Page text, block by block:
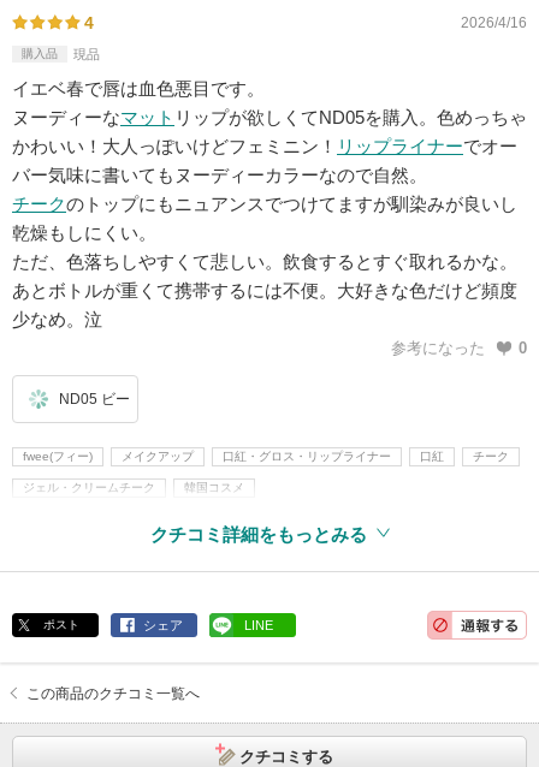
4 2026/4/16
購入品 現品
イエベ春で唇は血色悪目です。
ヌーディーなマット リップが欲しくてND05を購入。色めっちゃ
かわいい！大人っぽいけどフェミニン！ リップライナーでオー
バー気味に書いてもヌーディーカラーなので自然。
チークのトップにもニュアンスでつけてますが馴染みが良いし
乾燥もしにくい。
ただ、色落ちしやすくて悲しい。飲食するとすぐ取れるかな。
あとボトルが重くて携帯するには不便。大好きな色だけど頻度
少なめ。泣
参考になった 0
ND05 ビー
fwee(フィー) メイクアップ 口紅・グロス・リップライナー 口紅 チーク
ジェル・クリームチーク 韓国コスメ
クチコミ詳細をもっとみる
ポスト シェア LINE
この商品のクチコミ一覧へ
クチコミする